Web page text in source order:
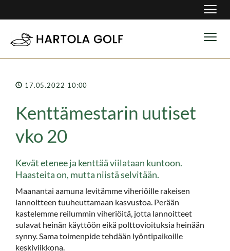
17.05.2022 10:00
Kenttämestarin uutiset
vko 20
Kevät etenee ja kenttää viilataan kuntoon.
Haasteita on, mutta niistä selvitään.
Maanantai aamuna levitämme viheriöille rakeisen
lannoitteen tuuheuttamaan kasvustoa. Perään
kastelemme reilummin viheriöitä, jotta lannoitteet
sulavat heinän käyttöön eikä polttovioituksia heinään
synny. Sama toimenpide tehdään lyöntipaikoille
keskiviikkona.